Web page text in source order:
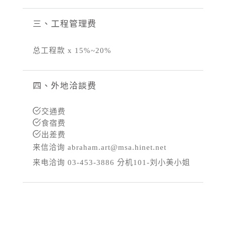
三、工程管理费
总工程款 x 15%~20%
四、外地洽談费
交通费
食宿费
出差费
来信洽询 abraham.art@msa.hinet.net
来电洽询 03-453-3886 分机101-刘小美小姐